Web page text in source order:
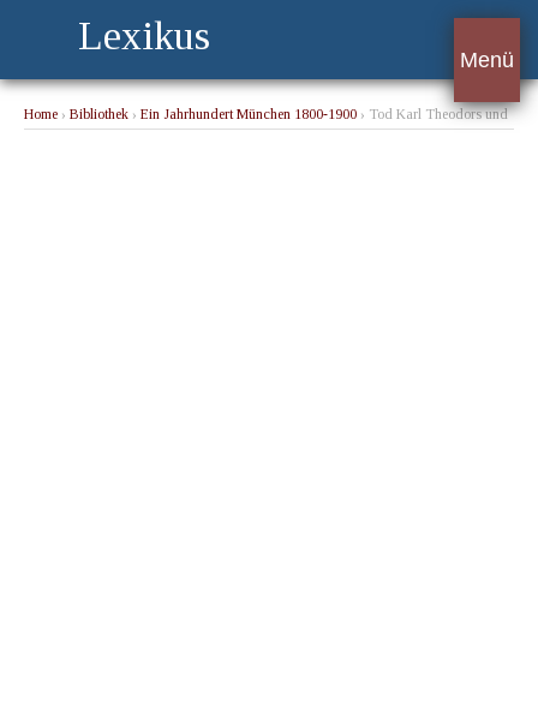
Lexikus
Menü
Home › Bibliothek › Ein Jahrhundert München 1800-1900 › Tod Karl Theodors und